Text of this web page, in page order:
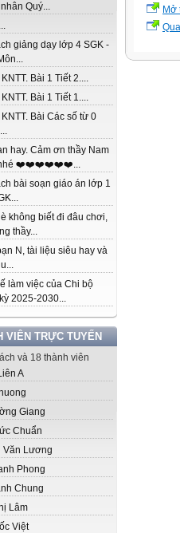
Quý...
giảng dạy lớp 4 SGK -
Bài 1 Tiết 2....
Bài 1 Tiết 1....
Bài Các số từ 0
hay. Cảm ơn thầy Nam
nhé ❤️❤️❤️❤️❤️❤️...
bài soạn giáo án lớp 1
không biết đi đâu chơi,
thầy...
N, tài liệu siêu hay và
làm việc của Chi bộ
2025-2030...
VIÊN TRỰC TUYẾN
và 18 thành viên
A
Giang
Chuẩn
Văn Lương
Phong
Chung
Lâm
Việt
Mở